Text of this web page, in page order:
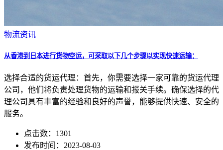
物流资讯
从香港到日本进行货物空运，可采取以下几个步骤以实现快速运输：
选择合适的货运代理：首先，你需要选择一家可靠的货运代理
公司，他们将负责处理货物的运输和报关手续。确保选择的代
理公司具有丰富的经验和良好的声誉，能够提供快速、安全的
服务。
点击数：1301
发布时间：2023-08-03